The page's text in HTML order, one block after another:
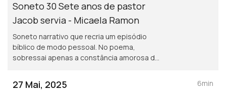
Soneto 30 Sete anos de pastor
Jacob servia - Micaela Ramon
Soneto narrativo que recria um episódio
bíblico de modo pessoal. No poema,
sobressai apenas a constância amorosa de
(leitura de André Gago)
27 Mai, 2025
6min